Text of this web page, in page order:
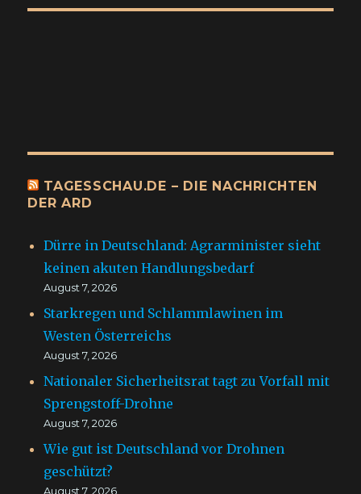
TAGESSCHAU.DE – DIE NACHRICHTEN
DER ARD
Dürre in Deutschland: Agrarminister sieht
keinen akuten Handlungsbedarf
August 7, 2026
Starkregen und Schlammlawinen im
Westen Österreichs
August 7, 2026
Nationaler Sicherheitsrat tagt zu Vorfall mit
Sprengstoff-Drohne
August 7, 2026
Wie gut ist Deutschland vor Drohnen
geschützt?
August 7, 2026